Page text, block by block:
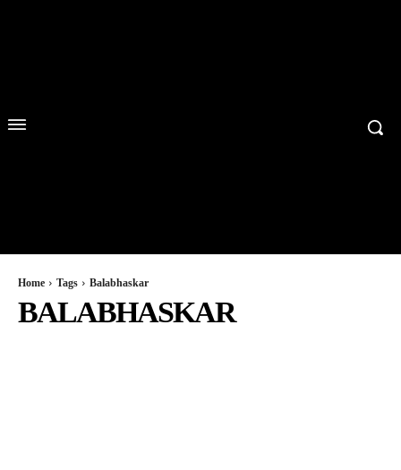
Home Tags Balabhaskar
BALABHASKAR